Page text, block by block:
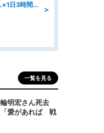
＞
ホールスタッフ/残業ほぼなし×1日3時間〜勤務OK!フォロー体制も充実/広島県/広島市南区
一覧を見る
明宏さん死去
「愛があれば 戦